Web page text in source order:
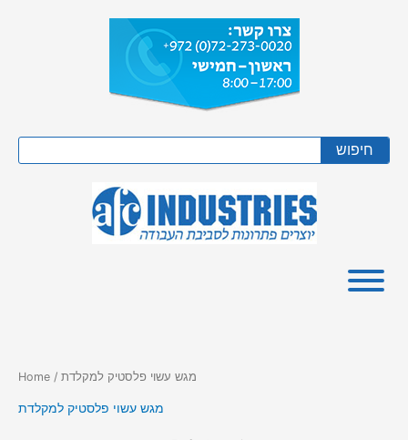
חיפוש
Home / מגש עשוי פלסטיק למקלדת
מגש עשוי פלסטיק למקלדת